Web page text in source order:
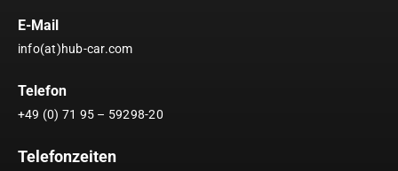
E-Mail
info(at)hub-car.com
Telefon
+49 (0) 71 95 – 59298-20
Telefonzeiten